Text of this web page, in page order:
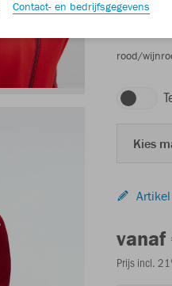
rood/
Kies
Prijs incl.
Contact- en bedrijfsgegevens